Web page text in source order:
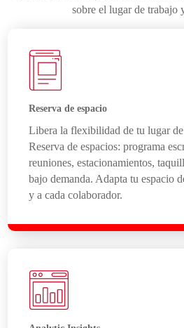
sobre el lugar de trabajo
Reserva de espacio
Libera la flexibilidad de tu lugar
Reserva de espacios: programa
reuniones, estacionamientos,
bajo demanda. Adapta tu espacio
y a cada colaborador.